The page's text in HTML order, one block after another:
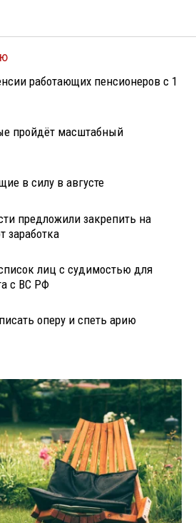
работающих пенсионеров с 1
пройдёт масштабный
в силу в августе
предложили закрепить на
заработка
лиц с судимостью для
с ВС РФ
оперу и спеть арию